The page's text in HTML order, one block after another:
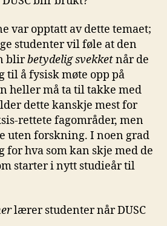
var opptatt av dette temaet;
studenter vil føle at den
blirbetydelig svekketnår de
å fysisk møte opp på
heller må ta til takke med
dette kanskje mest for
rettete fagområder, men
uten forskning. I noen grad
for hva som kan skje med de
starter i nytt studieår til
lærer studenter når DUSC